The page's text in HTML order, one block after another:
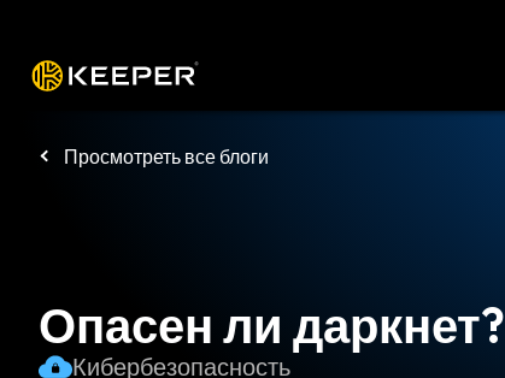
Просмотреть все блоги
Опасен ли даркнет?
Кибербезопасность